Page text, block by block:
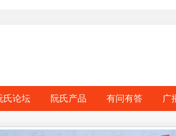
氏论坛 阮氏产品 有问有答 广